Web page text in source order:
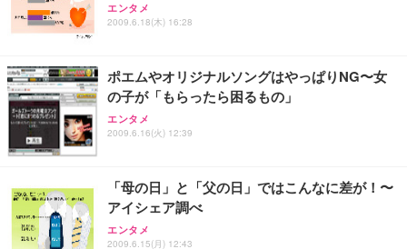
エンタメ
2009.6.18(木) 16:28
ポエムやオリジナルソングはやっぱりNG〜女
の子が「もらったら困るもの」
エンタメ
2009.6.16(火) 12:39
「母の日」と「父の日」ではこんなに差が！〜
アイシェア調べ
エンタメ
2009.6.15(月) 12:43